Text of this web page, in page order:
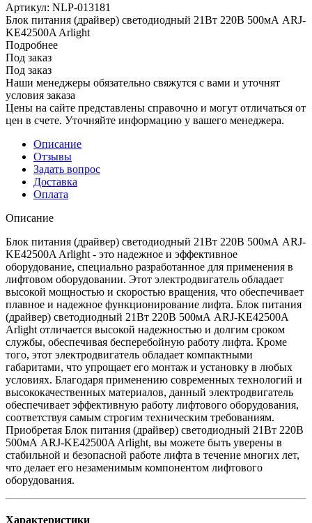
Артикул: NLP-013181
Блок питания (драйвер) светодиодный 21Вт 220В 500мА ARJ-
KE42500A Arlight
Подробнее
Под заказ
Под заказ
Наши менеджеры обязательно свяжутся с вами и уточнят
условия заказа
Цены на сайте представлены справочно и могут отличаться от
цен в счете. Уточняйте информацию у вашего менеджера.
Описание
Отзывы
Задать вопрос
Доставка
Оплата
Описание
Блок питания (драйвер) светодиодный 21Вт 220В 500мА ARJ-
KE42500A Arlight - это надежное и эффективное
оборудование, специально разработанное для применения в
лифтовом оборудовании. Этот электродвигатель обладает
высокой мощностью и скоростью вращения, что обеспечивает
плавное и надежное функционирование лифта. Блок питания
(драйвер) светодиодный 21Вт 220В 500мА ARJ-KE42500A
Arlight отличается высокой надежностью и долгим сроком
службы, обеспечивая бесперебойную работу лифта. Кроме
того, этот электродвигатель обладает компактными
габаритами, что упрощает его монтаж и установку в любых
условиях. Благодаря применению современных технологий и
высококачественных материалов, данный электродвигатель
обеспечивает эффективную работу лифтового оборудования,
соответствуя самым строгим техническим требованиям.
Приобретая Блок питания (драйвер) светодиодный 21Вт 220В
500мА ARJ-KE42500A Arlight, вы можете быть уверены в
стабильной и безопасной работе лифта в течение многих лет,
что делает его незаменимым компонентом лифтового
оборудования.
Характеристики